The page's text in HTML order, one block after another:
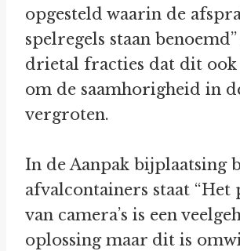
opgesteld waarin de
spelregels staan
drietal fracties dat dit
om de saamhorigheid in
vergroten.
In de Aanpak bijplaatsing
afvalcontainers staat “Het
van camera’s is een
oplossing maar dit is